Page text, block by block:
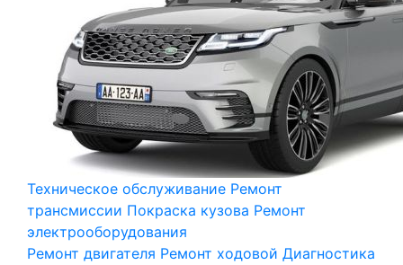
Техническое обслуживание Ремонт
трансмиссии Покраска кузова Ремонт
электрооборудования
Ремонт двигателя Ремонт ходовой Диагностика